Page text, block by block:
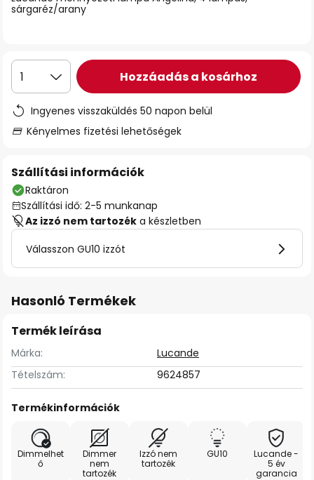
sárgaréz/arany
1 Hozzáadás a kosárhoz
Ingyenes visszaküldés 50 napon belül
Kényelmes fizetési lehetőségek
Szállítási információk
Raktáron
Szállítási idő: 2-5 munkanap
Az izzó nem tartozék a készletben
Válasszon GU10 izzót
Hasonló Termékek
Termék leírása
Márka:
Lucande
Tételszám:
9624857
Termékinformációk
Dimmelhet
ő
Dimmer
nem
tartozék
Izzó nem
tartozék
GU10
Lucande -
5 év
garancia